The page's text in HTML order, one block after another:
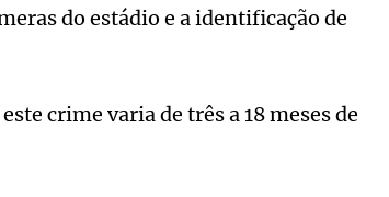
do estádio e a identificação de
crime varia de três a 18 meses de